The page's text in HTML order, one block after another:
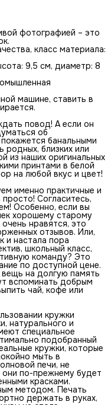
фотографией – это
класс материала:
9,5 см, диаметр: 8
машине, ставить в
повод! А если он
об
банальными
близких или
из наших оригинальных
принтами в белой
на любой вкус и цвет!
именно практичные и
Согласитесь,
Особенно, если вы
хорошему старому
нравятся, это
отзывов. Или,
и настала пора
школьный класс,
команду? Это
по доступной цене.
на долгую память
вспоминать добрым
чай, кофе или
кружки
натурального и
специальное
подобранный
кружки, которые
мыть в
печи, не
они по-прежнему будет
красками.
методом. Печать
держать в руках,